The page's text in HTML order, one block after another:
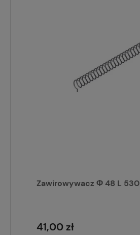
Zawirowywacz Φ 48 L 530
41,00 zł